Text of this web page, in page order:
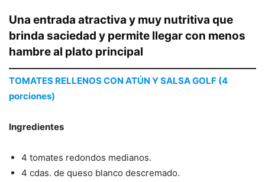
Una entrada atractiva y muy nutritiva que
brinda saciedad y permite llegar con menos
hambre al plato principal
TOMATES RELLENOS CON ATÚN Y SALSA GOLF (4
porciones)
Ingredientes
4 tomates redondos medianos.
4 cdas. de queso blanco descremado.